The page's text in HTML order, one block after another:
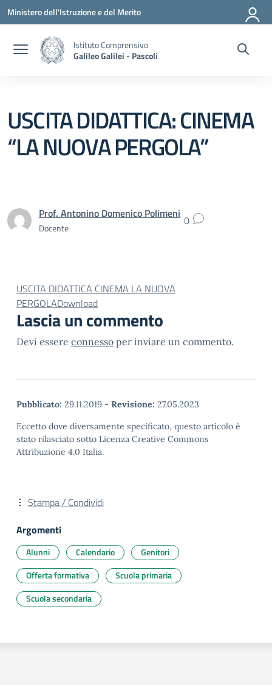
Vai ai contenuti
Vai al menu di navigazione
Vai al footer
Ministero dell'Istruzione e del Merito
Istituto Comprensivo
Galileo Galilei - Pascoli
USCITA DIDATTICA: CINEMA
“LA NUOVA PERGOLA”
Prof. Antonino Domenico Polimeni
Docente 0
USCITA DIDATTICA CINEMA LA NUOVA
PERGOLADownload
Lascia un commento
Devi essere connesso per inviare un commento.
Pubblicato: 29.11.2019 - Revisione: 27.05.2023
Eccetto dove diversamente specificato, questo articolo è
stato rilasciato sotto Licenza Creative Commons
Attribuzione 4.0 Italia.
Stampa / Condividi
Argomenti
Alunni Calendario
Genitori
Offerta formativa
Scuola primaria
Scuola secondaria